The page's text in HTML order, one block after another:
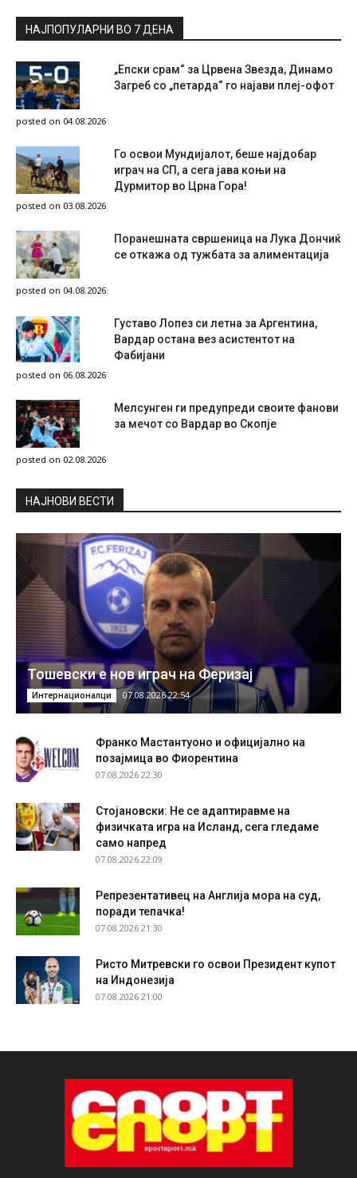
НАЈПОПУЛАРНИ ВО 7 ДЕНА
„Епски срам“ за Црвена Звезда, Динамо
Загреб со „петарда“ го најави плеј-офот
posted on 04.08.2026
Го освои Мундијалот, беше најдобар
играч на СП, а сега јава коњи на
Дурмитор во Црна Гора!
posted on 03.08.2026
Поранешната свршеница на Лука Дончиќ
се откажа од тужбата за алиментација
posted on 04.08.2026
Густаво Лопез си летна за Аргентина,
Вардар остана вез асистентот на
Фабијани
posted on 06.08.2026
Мелсунген ги предупреди своите фанови
за мечот со Вардар во Скопје
posted on 02.08.2026
НAЈНОВИ ВЕСТИ
Тошевски е нов играч на Феризај
Интернационалци 07.08.2026 22:54
Франко Мастантуоно и официјално на
позајмица во Фиорентина
07.08.2026 22:30
Стојановски: Не се адаптиравме на
физичката игра на Исланд, сега гледаме
само напред
07.08.2026 22:09
Репрезентативец на Англија мора на суд,
поради тепачка!
07.08.2026 21:30
Ристо Митревски го освои Президент купот
на Индонезија
07.08.2026 21:00